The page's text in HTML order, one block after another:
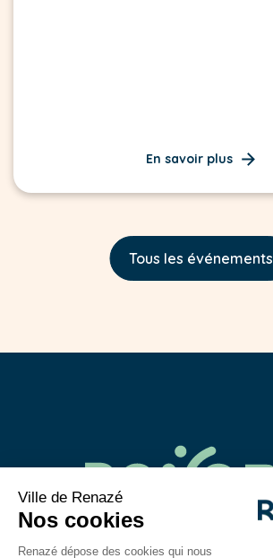
En savoir plus
Tous les événements
02 43 06 40 14